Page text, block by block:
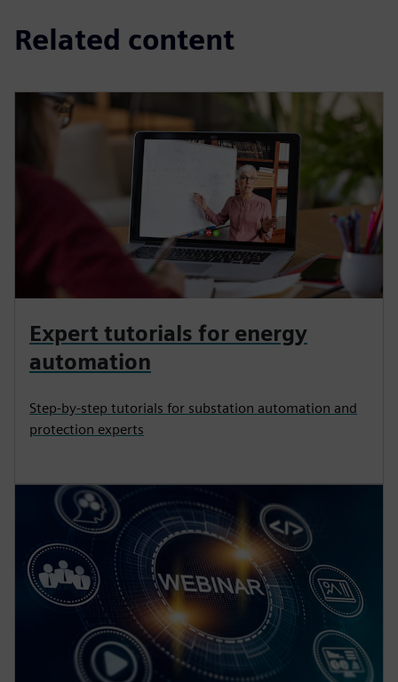
Related content
Expert tutorials for energy
automation
Step-by-step tutorials for substation automation and
protection experts